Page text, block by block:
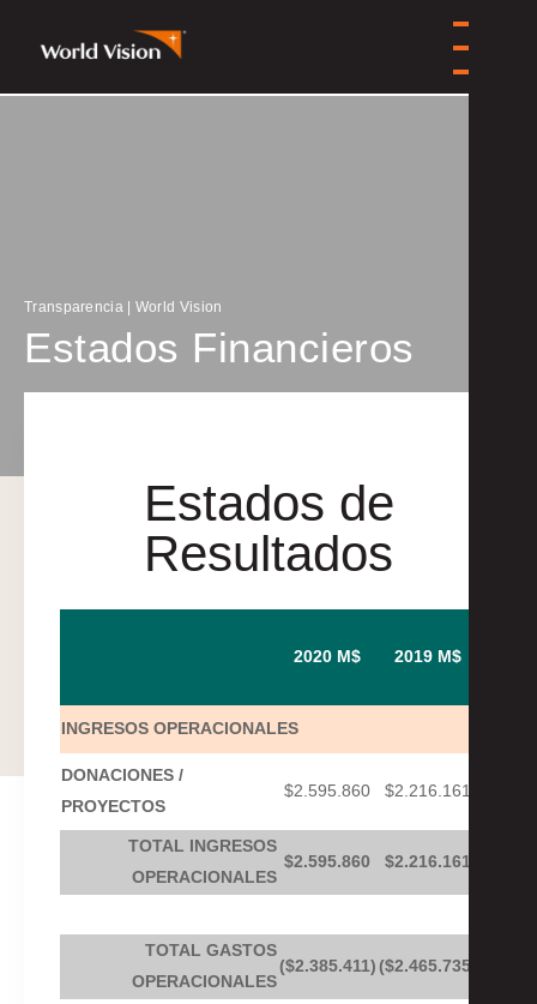
Transparencia | World Vision
Estados Financieros
Estados de
Resultados
2020 M$ 2019 M$
INGRESOS OPERACIONALES
DONACIONES /
PROYECTOS
$2.595.860 $2.216.161
TOTAL INGRESOS
OPERACIONALES
$2.595.860 $2.216.161
TOTAL GASTOS
OPERACIONALES
($2.385.411)($2.465.735)